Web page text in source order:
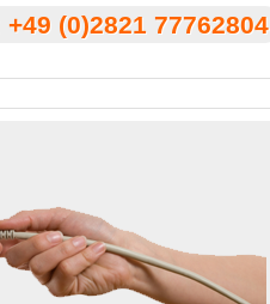
+49 (0)2821 77762804